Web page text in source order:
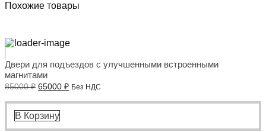
Похожие товары
Двери для подъездов с улучшенными встроенными
магнитами
85000₽ Первоначальная
составляла
85000 ₽.
65000 ₽Текущая
65000 ₽.
Без НДС
В Корзину